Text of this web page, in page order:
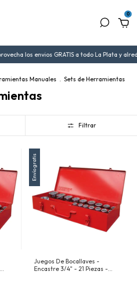
0
los envios GRATIS a todo La Plata y
Manuales . Sets de Herramientas
Filtrar
Envío gratis
Juegos De Bocallaves -
Encastre 3/4" - 21 Piezas -